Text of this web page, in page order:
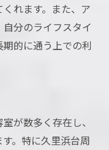
れます。また、ア
分のライフスタイ
的に通う上での利
が数多く存在し、
。特に久里浜台周